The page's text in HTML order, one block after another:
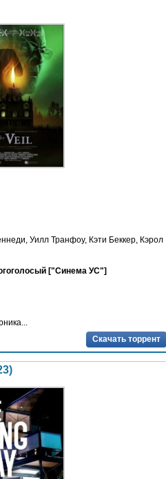
Уилл Транфоу, Кэти Беккер, Кэрол
["Синема УС"]
Скачать торрент